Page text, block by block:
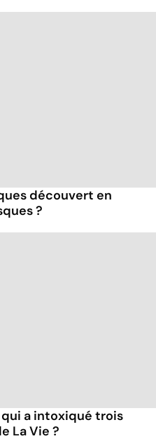
découvert en
?
a intoxiqué trois
La Vie ?